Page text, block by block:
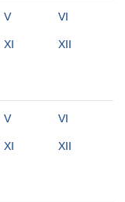
V VI
XI XII
V VI
XI XII